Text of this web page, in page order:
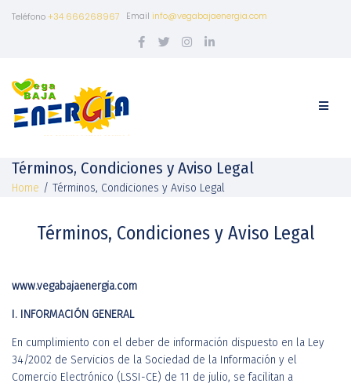
Teléfono+34 666268967 Email info@vegabajaenergia.com
Términos, Condiciones y Aviso Legal
Home / Términos, Condiciones y Aviso Legal
Términos, Condiciones y Aviso Legal
www.vegabajaenergia.com
I. INFORMACIÓN GENERAL
En cumplimiento con el deber de información dispuesto en la Ley
34/2002 de Servicios de la Sociedad de la Información y el
Comercio Electrónico (LSSI-CE) de 11 de julio, se facilitan a